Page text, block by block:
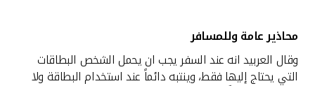
محاذير عامة وللمسافر
وقال العربيد انه عند السفر يجب ان يحمل الشخص البطاقات
التي يحتاج إليها فقط، وينتبه دائماً عند استخدام البطاقة ولا